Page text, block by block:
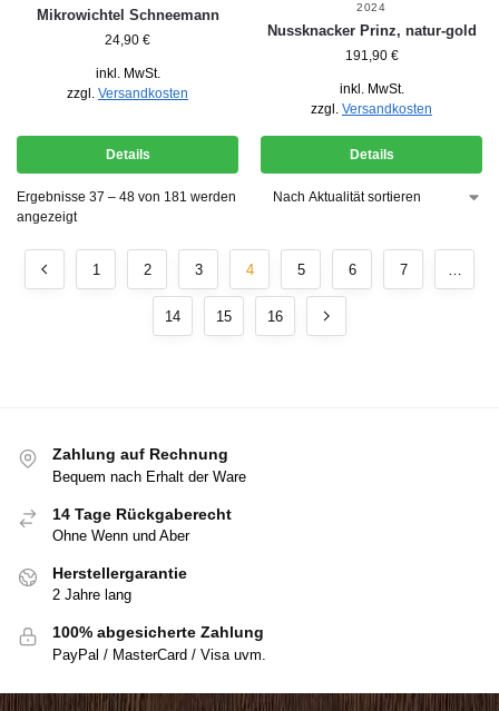
Mikrowichtel Schneemann
24,90 €
inkl. MwSt.
zzgl. Versandkosten
Details
2024
Nussknacker Prinz, natur-gold
191,90 €
inkl. MwSt.
zzgl. Versandkosten
Details
Ergebnisse 37 – 48 von 181 werden
angezeigt
1 2 3 4 5 6 7 …
14 15 16
Zahlung auf Rechnung
Bequem nach Erhalt der Ware
14 Tage Rückgaberecht
Ohne Wenn und Aber
Herstellergarantie
2 Jahre lang
100% abgesicherte Zahlung
PayPal / MasterCard / Visa uvm.